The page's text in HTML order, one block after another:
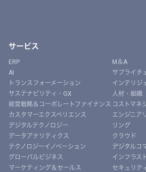
サービス
ERP
AI
トランスフォーメーション
サステナビリティ・GX
経営戦略＆コーポレートファイナンス
カスタマーエクスペリエンス
デジタルテクノロジー
データアナリティクス
テクノロジーイノベーション
グローバルビジネス
マーケティング＆セールス
M＆A
サプライチ
インテリジ
人材・組織
コストマネ
エンジニア
リング
クラウド
デジタルコ
インフラス
セキュリテ